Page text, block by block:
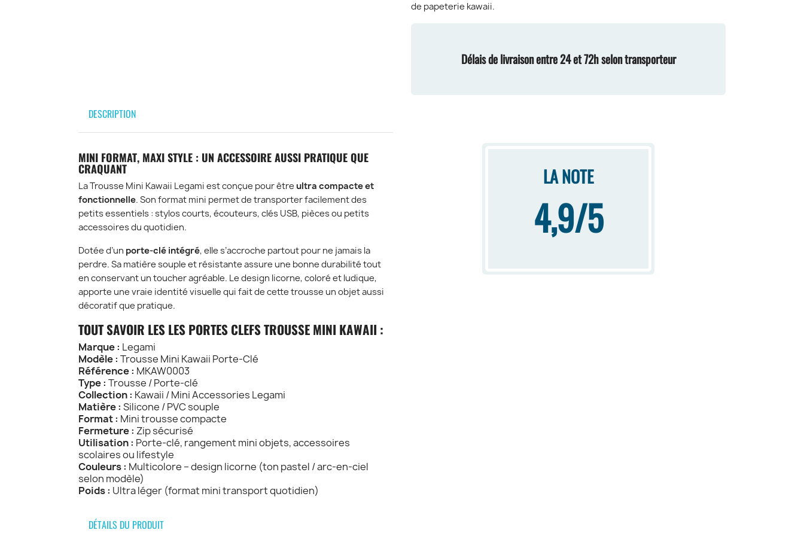
de papeterie kawaii.
Délais de livraison entre 24 et 72h selon transporteur
DESCRIPTION
MINI FORMAT, MAXI STYLE : UN ACCESSOIRE AUSSI PRATIQUE QUE
CRAQUANT
La Trousse Mini Kawaii Legami est conçue pour être ultra compacte et
fonctionnelle. Son format mini permet de transporter facilement des
petits essentiels : stylos courts, écouteurs, clés USB, pièces ou petits
accessoires du quotidien.
Dotée d’un porte-clé intégré, elle s’accroche partout pour ne jamais la
perdre. Sa matière souple et résistante assure une bonne durabilité tout
en conservant un toucher agréable. Le design licorne, coloré et ludique,
apporte une vraie identité visuelle qui fait de cette trousse un objet aussi
décoratif que pratique.
TOUT SAVOIR LES LES PORTES CLEFS TROUSSE MINI KAWAII :
Marque : Legami
Modèle : Trousse Mini Kawaii Porte-Clé
Référence : MKAW0003
Type : Trousse / Porte-clé
Collection : Kawaii / Mini Accessories Legami
Matière : Silicone / PVC souple
Format : Mini trousse compacte
Fermeture : Zip sécurisé
Utilisation : Porte-clé, rangement mini objets, accessoires
scolaires ou lifestyle
Couleurs : Multicolore – design licorne (ton pastel / arc-en-ciel
selon modèle)
Poids : Ultra léger (format mini transport quotidien)
DÉTAILS DU PRODUIT
LA NOTE
4,9/5